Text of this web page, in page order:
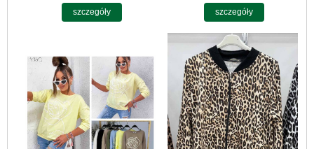
szczegóły szczegóły